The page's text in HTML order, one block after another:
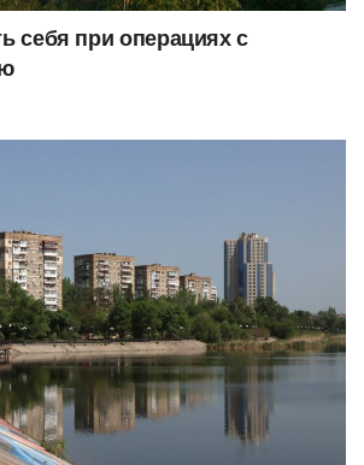
себя при операциях с